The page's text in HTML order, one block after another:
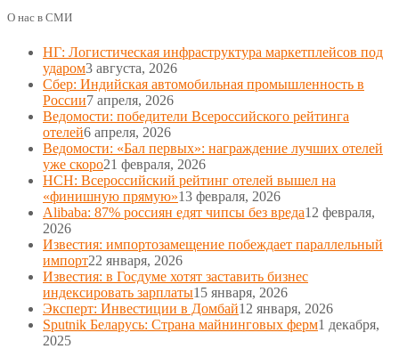
О нас в СМИ
НГ: Логистическая инфраструктура маркетплейсов под
ударом3 августа, 2026
Сбер: Индийская автомобильная промышленность в
России7 апреля, 2026
Ведомости: победители Всероссийского рейтинга
отелей6 апреля, 2026
Ведомости: «Бал первых»: награждение лучших отелей
уже скоро21 февраля, 2026
НСН: Всероссийский рейтинг отелей вышел на
«финишную прямую»13 февраля, 2026
Alibaba: 87% россиян едят чипсы без вреда12 февраля,
2026
Известия: импортозамещение побеждает параллельный
импорт22 января, 2026
Известия: в Госдуме хотят заставить бизнес
индексировать зарплаты15 января, 2026
Эксперт: Инвестиции в Домбай12 января, 2026
Sputnik Беларусь: Страна майнинговых ферм1 декабря,
2025